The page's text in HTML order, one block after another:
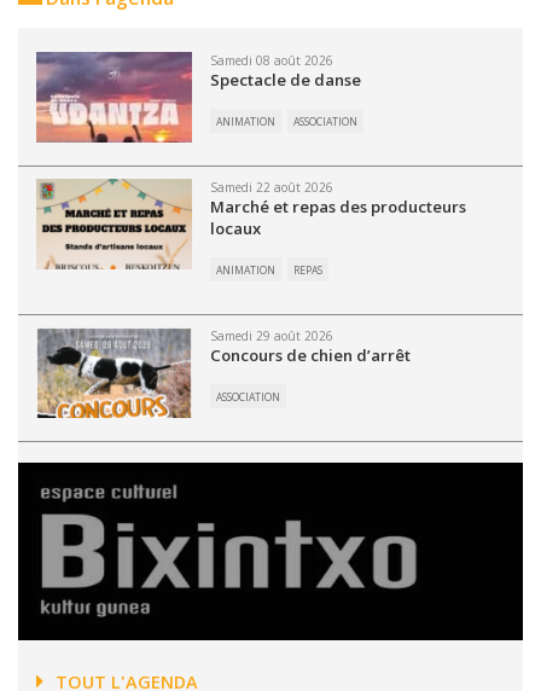
Samedi 08 août 2026
Spectacle de danse
ANIMATION ASSOCIATION
Samedi 22 août 2026
Marché et repas des producteurs
locaux
ANIMATION REPAS
Samedi 29 août 2026
Concours de chien d’arrêt
ASSOCIATION
TOUT L'AGENDA